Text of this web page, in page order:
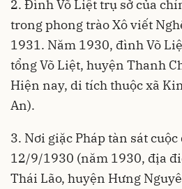
2. Đình Võ Liệt trụ sở của
trong phong trào Xô viết
1931. Năm 1930, đình Võ
tổng Võ Liệt, huyện Thanh
Hiện nay, di tích thuộc xã
An).
3. Nơi giặc Pháp tàn sát
12/9/1930 (năm 1930, địa
Thái Lão, huyện Hưng